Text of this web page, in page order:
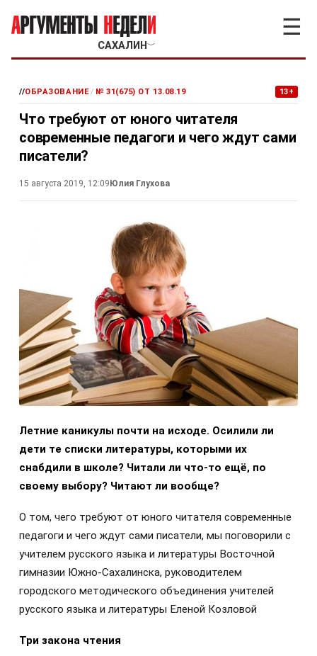
САХАЛИН ﹀
☰
//ОБРАЗОВАНИЕ/ № 31(675) ОТ 13.08.19 13+
Что требуют от юного читателя
современные педагоги и чего ждут сами
писатели?
15 августа 2019, 12:09 Юлия Глухова
Летние каникулы почти на исходе. Осилили ли
дети те списки литературы, которыми их
снабдили в школе? Читали ли что-то ещё, по
своему выбору? Читают ли вообще?
О том, чего требуют от юного читателя современные
педагоги и чего ждут сами писатели, мы поговорили с
учителем русского языка и литературы Восточной
гимназии Южно-Сахалинска, руководителем
городского методического объединения учителей
русского языка и литературы Еленой Козловой
Три закона чтения